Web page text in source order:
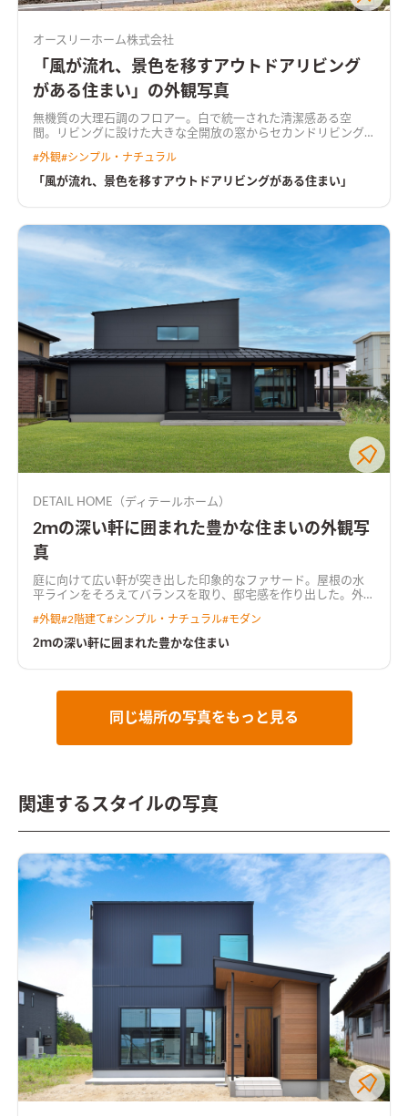
オースリーホーム株式会社
「風が流れ、景色を移すアウトドアリビング
がある住まい」の外観写真
無機質の大理石調のフロアー。白で統一された清潔感ある空
間。リビングに設けた大きな全開放の窓からセカンドリビング
こだわりスペース。 友人の多い施主様は家族ぐるみでバーべキ
ューをすることを家づくりの中心にした。雨が降れば屋根付き
る設計に。キッチンから直接ウッドデッキに出入りできる窓も
設けた。バーベキューの配膳、後片付けがとっても楽になる様
工夫した。 ゲストがまっすぐバーべキュー会場である芝生に行
けるウェルカムアプローチ。 写真では見えないが玄関対面には
バーべキュー道具や芝生のメンテ機材が入れられる大きな外部
収納を設けた。楽しい休日が過ごせる配慮満載になっている。
白で統一したおしゃれな玄関ホール。造作の下駄箱と大きい窓
から入る光が趣ある空間を作り出している。 収納力重視の洗面
室。お子様用のタンスも入れるゆとりの空間。 家族全員の下着
やタオルは全てここに収納できるようにした。 凹凸のある個性
的な外観。 風が流れ、四季の変化を感じられる住まいが実現し
た。 プライベートを気にせず家でアウトドアを楽しむために建
てた住まいに仕上がった。
#外観#シンプル・ナチュラル
「風が流れ、景色を移すアウトドアリビングがある住まい」
DETAIL HOME（ディテールホーム）
2ｍの深い軒に囲まれた豊かな住まいの外観写
真
庭に向けて広い軒が突き出した印象的なファサード。屋根の水
平ラインをそろえてバランスを取り、邸宅感を作り出した。外壁
らえた
#外観#2階建て #シンプル・ナチュラル#モダン
2ｍの深い軒に囲まれた豊かな住まい
同じ場所の写真をもっと見る
関連するスタイルの写真